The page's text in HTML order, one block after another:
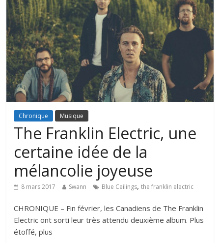
Chronique Musique
The Franklin Electric, une
certaine idée de la
mélancolie joyeuse
8 mars 2017 Swann Blue Ceilings,the franklin electric
CHRONIQUE – Fin février, les Canadiens de The Franklin
Electric ont sorti leur très attendu deuxième album. Plus
étoffé, plus